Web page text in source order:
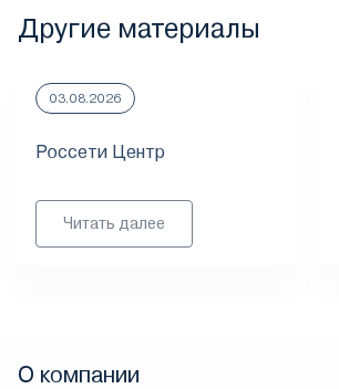
Другие материалы
03.08.2026
Россети Центр
Читать далее
О компании